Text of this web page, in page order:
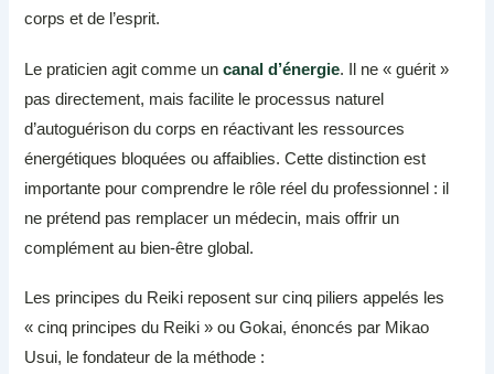
corps et de l’esprit.
Le praticien agit comme uncanal d’énergie. Il ne « guérit »
pas directement, mais facilite le processus naturel
d’autoguérison du corps en réactivant les ressources
énergétiques bloquées ou affaiblies. Cette distinction est
importante pour comprendre le rôle réel du professionnel : il
ne prétend pas remplacer un médecin, mais offrir un
complément au bien-être global.
Les principes du Reiki reposent sur cinq piliers appelés les
« cinq principes du Reiki » ou Gokai, énoncés par Mikao
Usui, le fondateur de la méthode :